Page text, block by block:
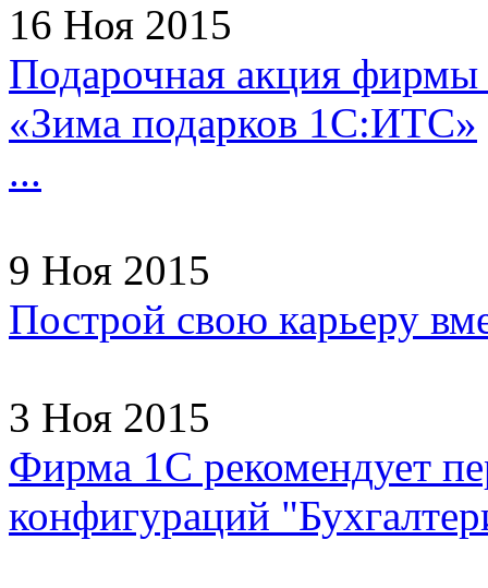
16 Ноя 2015
Подарочная акция
«Зима подарков 1С:ИТС»
...
9 Ноя 2015
Построй свою карьеру
3 Ноя 2015
Фирма 1С рекомендует
конфигураций